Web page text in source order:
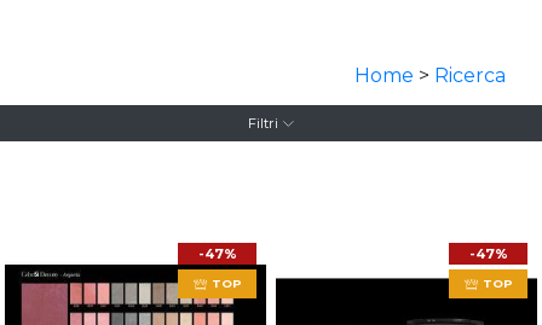
Home > Ricerca
Filtri
-47%
TOP
-47%
TOP